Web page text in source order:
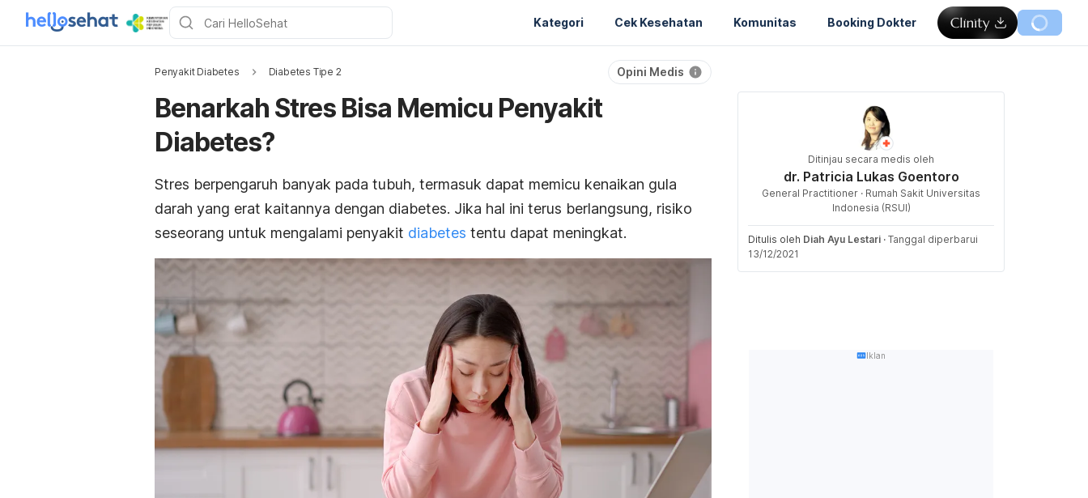
Kategori Cek Kesehatan Komunitas Booking Dokter
Penyakit Diabetes Diabetes Tipe 2 Opini Medis
Benarkah Stres Bisa Memicu Penyakit
Diabetes?
Stres berpengaruh banyak pada tubuh, termasuk dapat memicu kenaikan gula
darah yang erat kaitannya dengan diabetes. Jika hal ini terus berlangsung, risiko
seseorang untuk mengalami penyakit diabetes tentu dapat meningkat.
Ditinjau secara medis oleh
dr. Patricia Lukas Goentoro
General Practitioner · Rumah Sakit Universitas
Indonesia (RSUI)
Ditulis oleh Diah Ayu Lestari · Tanggal diperbarui
13/12/2021
Iklan